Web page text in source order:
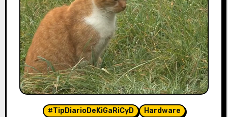
#TipDiarioDeKiGaRiCyD
Hardware